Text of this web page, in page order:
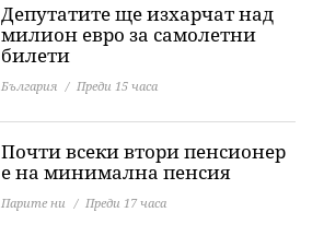
Депутатите ще изхарчат над
милион евро за самолетни
билети
България Преди 15 часа
Почти всеки втори пенсионер
е на минимална пенсия
Парите ни Преди 17 часа